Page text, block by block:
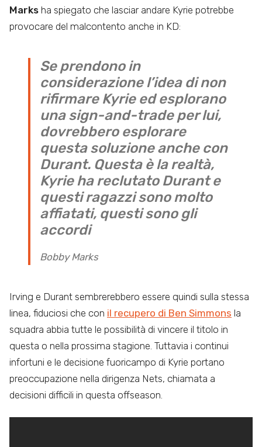
Marks ha spiegato che lasciar andare Kyrie potrebbe
provocare del malcontento anche in KD:
Se prendono in
considerazione l’idea di non
rifirmare Kyrie ed esplorano
una sign-and-trade per lui,
dovrebbero esplorare
questa soluzione anche con
Durant. Questa è la realtà,
Kyrie ha reclutato Durant e
questi ragazzi sono molto
affiatati, questi sono gli
accordi
Bobby Marks
Irving e Durant sembrerebbero essere quindi sulla stessa
linea, fiduciosi che con il recupero di Ben Simmons la
squadra abbia tutte le possibilità di vincere il titolo in
questa o nella prossima stagione. Tuttavia i continui
infortuni e le decisione fuoricampo di Kyrie portano
preoccupazione nella dirigenza Nets, chiamata a
decisioni difficili in questa offseason.